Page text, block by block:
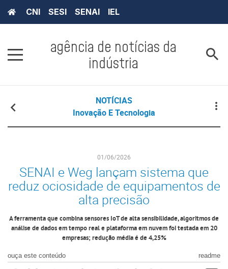
CNI SESI SENAI IEL
agência de notícias da
indústria
NOTÍCIAS
Inovação E Tecnologia
01/06/2026
SENAI e Weg lançam sistema que
reduz ociosidade de equipamentos de
alta precisão
A ferramenta que combina sensores IoT de alta sensibilidade, algoritmos de
análise de dados em tempo real e plataforma em nuvem foi testada em 20
empresas; redução média é de 4,25%
ouça este conteúdo readme